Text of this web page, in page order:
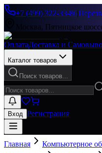
+7 (499) 322-33-86|
Москва, Пятницкое
ОплатаДоставка и
Каталог товаров
Поиск товаров...
Вход Регистрация
Главная Компьютерное